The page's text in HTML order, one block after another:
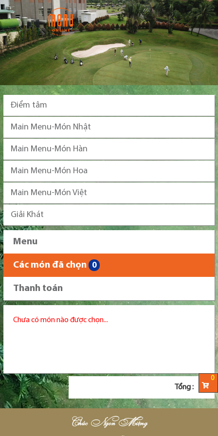
Điểm tâm
Main Menu-Món Nhật
Main Menu-Món Hàn
Main Menu-Món Hoa
Main Menu-Món Việt
Giải Khát
Menu
Các món đã chọn 0
Thanh toán
Chưa có món nào được chọn...
Tổng : 0
Chúc Ngon Miệng
0